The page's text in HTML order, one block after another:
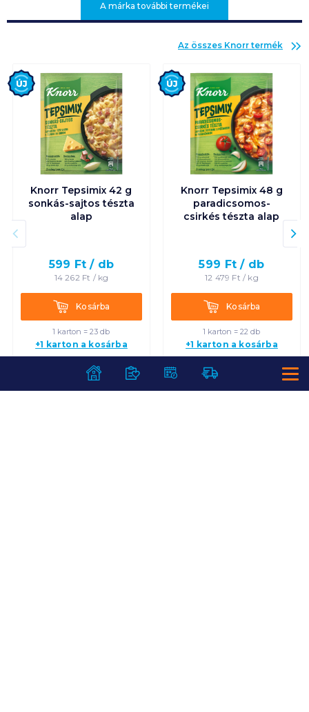
A márka további termékei
Az összes Knorr termék
Knorr Tepsimix 42 g
sonkás-sajtos tészta
alap
599 Ft / db
14 262 Ft / kg
KosárbaKosárba
1 karton = 23 db
+1 karton a kosárba
Új
Knorr Tepsimix 48 g
paradicsomos-
csirkés tészta alap
599 Ft / db
12 479 Ft / kg
KosárbaKosárba
1 karton = 22 db
+1 karton a kosárba
Új